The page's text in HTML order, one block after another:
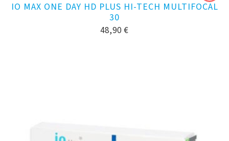
IO MAX ONE DAY HD PLUS HI-TECH MULTIFOCAL
30
48,90 €